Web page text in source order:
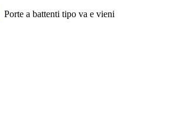
Porte a battenti tipo va e vieni